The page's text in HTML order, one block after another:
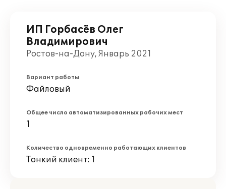
ИП Горбасёв Олег
Владимирович
Ростов-на-Дону, Январь 2021
Вариант работы
Файловый
Общее число автоматизированных рабочих мест
1
Количество одновременно работающих клиентов
Тонкий клиент: 1